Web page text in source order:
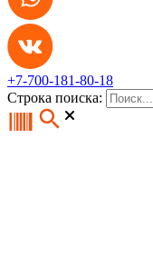
+7-700-181-80-18
Строка поиска: